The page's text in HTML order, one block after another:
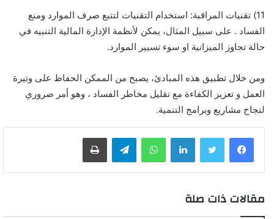
11) تقنيات المراقبة: استخدام التقنيات لتتبع صرف الموارد ومنع
الفساد . على سبيل المثال، يمكن لأنظمة الإدارة المالية التنبيه في
حالة تجاوز الميزانية او سوء تسيير الموارد.
ومن خلال تطبيق هذه المبادئ، يصبح من الممكن الحفاظ على وتيرة
العمل و تعزيز الكفاءة مع تقليل مخاطر الفساد ، وهو أمر ضروري
لنجاح مشاريع وبرامج التنمية.
لينكدإن واتساب
مقالات ذات صلة